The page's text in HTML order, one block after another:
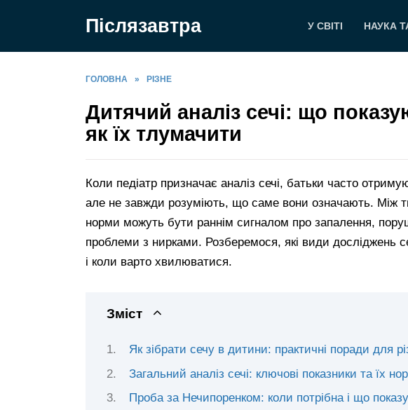
Післязавтра У СВІТІ НАУКА
ГОЛОВНА » РІЗНЕ
Дитячий аналіз сечі: що
як їх тлумачити
Коли педіатр призначає аналіз сечі, батьки часто
але не завжди розуміють, що саме вони означають. Між
норми можуть бути раннім сигналом про запалення,
проблеми з нирками. Розберемося, які види досліджень
і коли варто хвилюватися.
Зміст
Як зібрати сечу в дитини: практичні поради для
Загальний аналіз сечі: ключові показники та їх
Проба за Нечипоренком: коли потрібна і що